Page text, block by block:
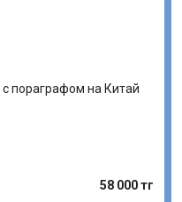
пораграфом на Китай
58 000 тг